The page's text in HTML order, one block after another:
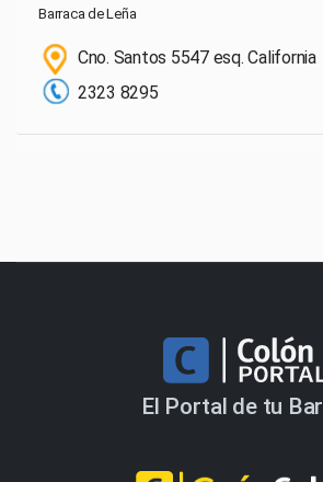
Barraca de Leña
Cno. Santos 5547 esq. California
2323 8295
El Portal de tu